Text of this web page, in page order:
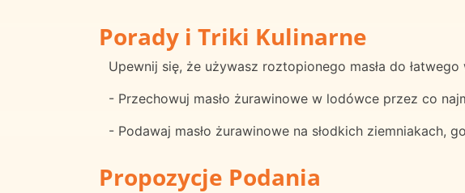
Porady i Triki Kulinarne
Upewnij się, że używasz roztopionego masła do
- Przechowuj masło żurawinowe w lodówce przez co
- Podawaj masło żurawinowe na słodkich ziemniakach,
Propozycje Podania